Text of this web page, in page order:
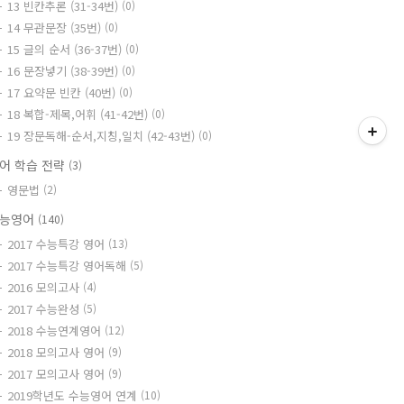
13 빈칸추론 (31-34번) (0)
14 무관문장 (35번) (0)
15 글의 순서 (36-37번) (0)
16 문장넣기 (38-39번) (0)
17 요약문 빈칸 (40번) (0)
18 복합-제목,어휘 (41-42번) (0)
19 장문독해-순서,지칭,일치 (42-43번) (0)
학습 전략 (3)
영문법 (2)
영어 (140)
2017 수능특강 영어 (13)
2017 수능특강 영어독해 (5)
2016 모의고사 (4)
2017 수능완성 (5)
2018 수능연계영어 (12)
2018 모의고사 영어 (9)
2017 모의고사 영어 (9)
2019학년도 수능영어 연계 (10)